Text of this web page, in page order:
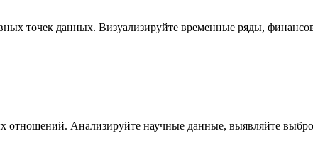
точек данных. Визуализируйте временные ряды,
отношений. Анализируйте научные данные, выявляйте